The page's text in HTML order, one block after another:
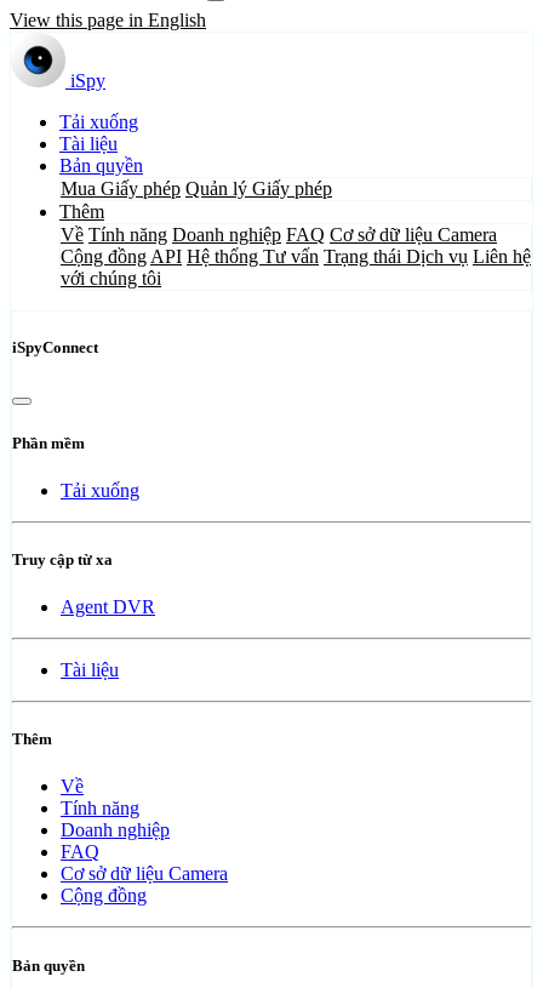
View this page in English
iSpy
Tải xuống
Tài liệu
Bản quyền
Mua Giấy phép Quản lý Giấy phép
Thêm
Về Tính năng Doanh nghiệp FAQ Cơ sở dữ liệu Camera
Cộng đồng API Hệ thống Tư vấn Trạng thái Dịch vụ Liên hệ
với chúng tôi
iSpyConnect
Phần mềm
Tải xuống
Truy cập từ xa
Agent DVR
Tài liệu
Thêm
Về
Tính năng
Doanh nghiệp
FAQ
Cơ sở dữ liệu Camera
Cộng đồng
Bản quyền